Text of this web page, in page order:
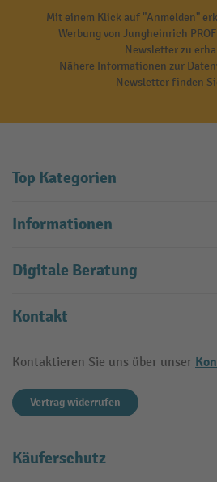
Mit einem Klick auf "Anmelden"
Werbung von Jungheinrich
Newsletter zu
Nähere Informationen zur
Newsletter finden
Top Kategorien
Informationen
Digitale Beratung
Kontakt
Kontaktieren Sie uns über unser
Vertrag widerrufen
Käuferschutz